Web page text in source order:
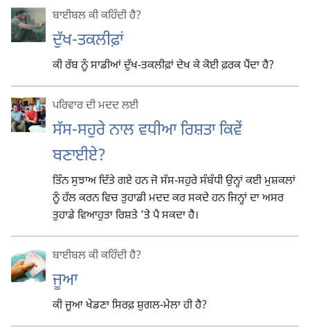
ਬਾਈਬਲ ਕੀ ਕਹਿੰਦੀ ਹੈ?
ਦੁੱਖ-ਤਕਲੀਫ਼ਾਂ
ਕੀ ਰੱਬ ਨੂੰ ਸਾਡੀਆਂ ਦੁੱਖ-ਤਕਲੀਫ਼ਾਂ ਦੇਖ ਕੇ ਕੋਈ ਫ਼ਰਕ ਪੈਂਦਾ ਹੈ?
ਪਰਿਵਾਰ ਦੀ ਮਦਦ ਲਈ
ਸੱਸ-ਸਹੁਰੇ ਨਾਲ ਵਧੀਆ ਰਿਸ਼ਤਾ ਕਿਵੇਂ
ਬਣਾਈਏ?
ਤਿੰਨ ਸੁਝਾਅ ਦਿੱਤੇ ਗਏ ਹਨ ਜੋ ਸੱਸ-ਸਹੁਰੇ ਸੰਬੰਧੀ ਉਨ੍ਹਾਂ ਕਈ ਮੁਸ਼ਕਲਾਂ
ਨੂੰ ਹੱਲ ਕਰਨ ਵਿਚ ਤੁਹਾਡੀ ਮਦਦ ਕਰ ਸਕਦੇ ਹਨ ਜਿਨ੍ਹਾਂ ਦਾ ਅਸਰ
ਤੁਹਾਡੇ ਵਿਆਹੁਤਾ ਰਿਸ਼ਤੇ ’ਤੇ ਪੈ ਸਕਦਾ ਹੈ।
ਬਾਈਬਲ ਕੀ ਕਹਿੰਦੀ ਹੈ?
ਜੂਆ
ਕੀ ਜੂਆ ਖੇਡਣਾ ਸਿਰਫ਼ ਸ਼ੁਗਲ-ਮੇਲਾ ਹੀ ਹੈ?